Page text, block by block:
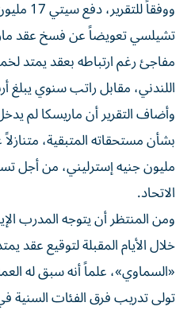
ووفقاً
تشيلسي تعويضاً عن فسخ عقد
مفاجئ رغم ارتباطه بعقد يمتد
اللندني، مقابل راتب سنوي يبلغ
وأضاف التقرير أن ماريسكا لم
مليون جنيه إسترليني، من أجل
الاتحاد.
ومن المنتظر أن يتوجه المدرب
خلال الأيام المقبلة لتوقيع عقد
«السماوي»، علماً أنه سبق له
تولى تدريب فرق الفئات السنية